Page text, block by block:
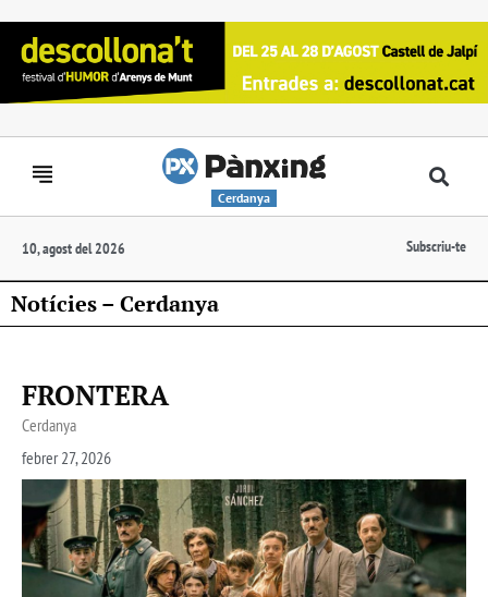
Cerdanya
10, agost del 2026 Subscriu-te
Notícies – Cerdanya
FRONTERA
Cerdanya
febrer 27, 2026